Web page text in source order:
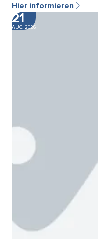
Hier informieren
21
AUG. 2026